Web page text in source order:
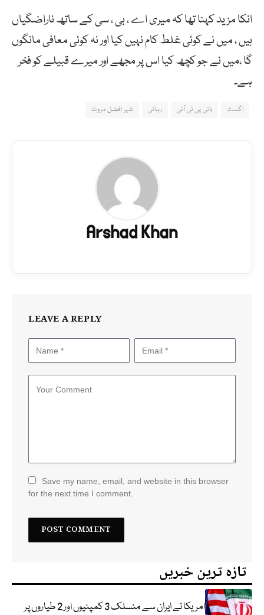
انکا مزید کہنا تھا کہ میری اے ، بی ، سی کے ساتھ ناراضگیاں
ہیں ، میں نے کوئی غلط کام نہیں کیا اور نہ کوئی معافی مانگوں
گا ،میں نے جو کچھ کیا اس پر مجھے اور میرے قبیلے کو فخر
ہے۔
اگست بانی پی ٹی آئی رہائی شیر افضل مروت
Arshad Khan
LEAVE A REPLY
Save my name, email, and website in this browser
for the next time I comment.
تازہ ترین خبریں
امریکا نے ایران سے منسلک 3 کمپنیوں اور 2 طیاروں پر